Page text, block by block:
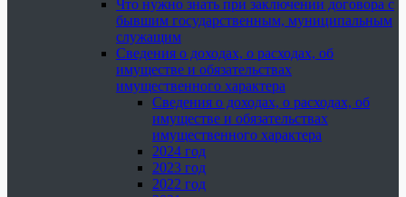
Что нужно знать при заключении договора с
бывшим государственным, муниципальным
служащим
Сведения о доходах, о расходах, об
имуществе и обязательствах
имущественного характера
Сведения о доходах, о расходах, об
имуществе и обязательствах
имущественного характера
2024 год
2023 год
2022 год